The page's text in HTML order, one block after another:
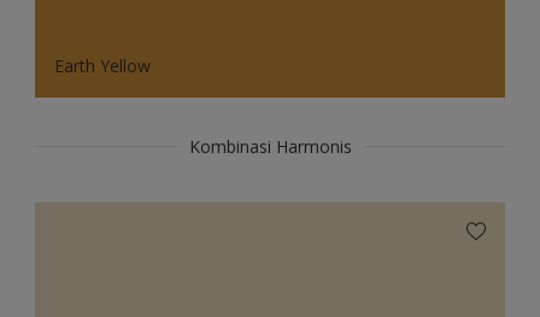
Earth Yellow
Kombinasi Harmonis